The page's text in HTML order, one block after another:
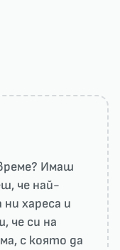
Имаш
че най-
харесa и
че си на
с която да